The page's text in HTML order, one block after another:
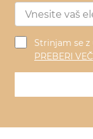
Strinjam se
PREBERI VEČ